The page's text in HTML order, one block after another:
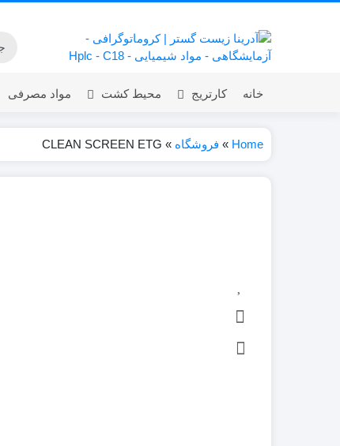
خانه کارتریج محیط کشت مواد مصرفی
Home
» فروشگاه »
CLEAN SCREEN ETG